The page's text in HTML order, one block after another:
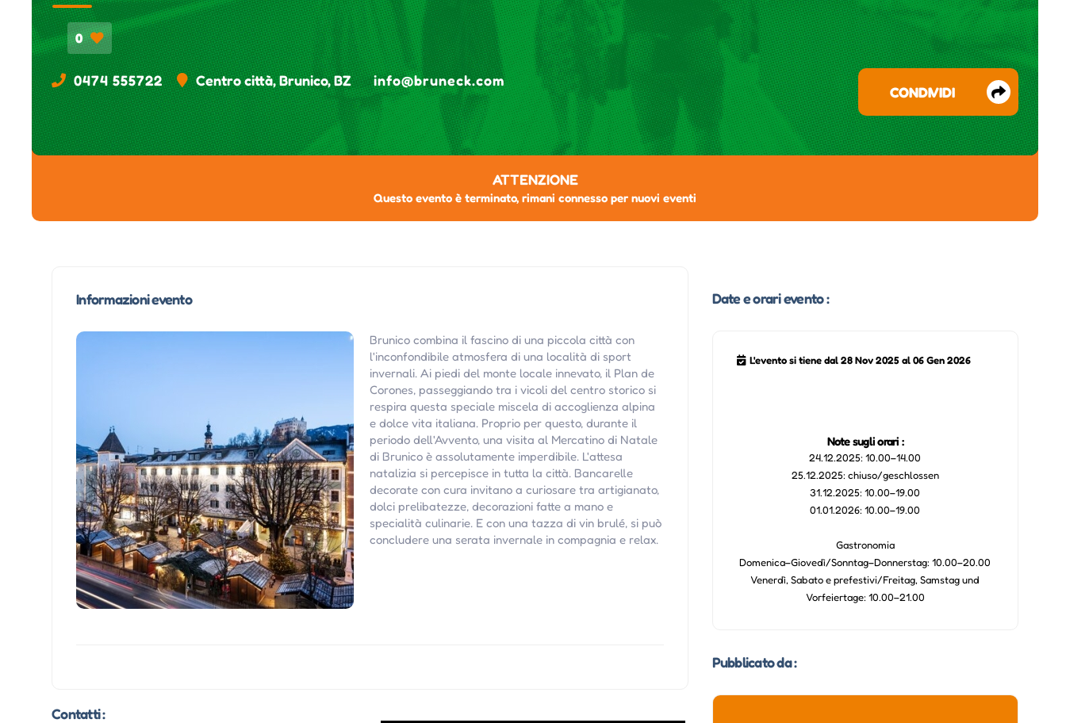
0
0474 555722 Centro città, Brunico, BZ info@bruneck.com
CONDIVIDI
ATTENZIONE
Questo evento è terminato, rimani connesso per nuovi eventi
Informazioni evento
Brunico combina il fascino di una piccola città con
l'inconfondibile atmosfera di una località di sport
invernali. Ai piedi del monte locale innevato, il Plan de
Corones, passeggiando tra i vicoli del centro storico si
respira questa speciale miscela di accoglienza alpina
e dolce vita italiana. Proprio per questo, durante il
periodo dell'Avvento, una visita al Mercatino di Natale
di Brunico è assolutamente imperdibile. L'attesa
natalizia si percepisce in tutta la città. Bancarelle
decorate con cura invitano a curiosare tra artigianato,
dolci prelibatezze, decorazioni fatte a mano e
specialità culinarie. E con una tazza di vin brulé, si può
concludere una serata invernale in compagnia e relax.
Contatti :
Date e orari evento :
L'evento si tiene dal 28 Nov 2025 al 06 Gen 2026
Note sugli orari :
24.12.2025: 10.00–14.00
25.12.2025: chiuso/geschlossen
31.12.2025: 10.00–19.00
01.01.2026: 10.00–19.00
Gastronomia
Domenica–Giovedì/Sonntag–Donnerstag: 10.00–20.00
Venerdì, Sabato e prefestivi/Freitag, Samstag und
Vorfeiertage: 10.00–21.00
Pubblicato da :